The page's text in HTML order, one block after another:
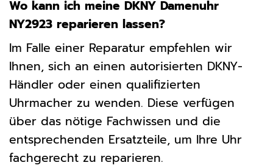
Wo kann ich meine DKNY Damenuhr
NY2923 reparieren lassen?
Im Falle einer Reparatur empfehlen wir
Ihnen, sich an einen autorisierten DKNY-
Händler oder einen qualifizierten
Uhrmacher zu wenden. Diese verfügen
über das nötige Fachwissen und die
entsprechenden Ersatzteile, um Ihre Uhr
fachgerecht zu reparieren.